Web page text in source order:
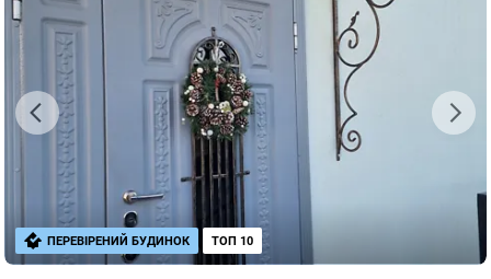
ПЕРЕВІРЕНИЙ БУДИНОК ТОП 10